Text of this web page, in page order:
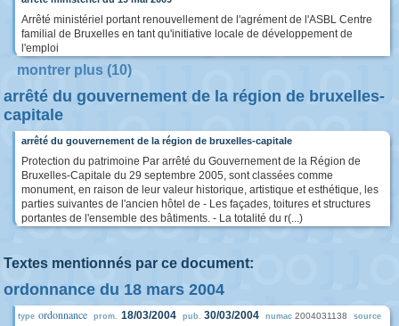
Arrêté ministériel portant renouvellement de l'agrément de l'ASBL Centre
familial de Bruxelles en tant qu'initiative locale de développement de
l'emploi
montrer plus (10)
arrêté du gouvernement de la région de bruxelles-
capitale
arrêté du gouvernement de la région de bruxelles-capitale
Protection du patrimoine Par arrêté du Gouvernement de la Région de
Bruxelles-Capitale du 29 septembre 2005, sont classées comme
monument, en raison de leur valeur historique, artistique et esthétique, les
parties suivantes de l'ancien hôtel de - Les façades, toitures et structures
portantes de l'ensemble des bâtiments. - La totalité du r(...)
Textes mentionnés par ce document:
ordonnance du 18 mars 2004
type ordonnance prom. 18/03/2004 pub. 30/03/2004 numac 2004031138 source